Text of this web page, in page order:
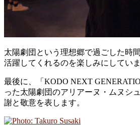
太陽劇団という理想郷で過ごした時
活躍してくれるのを楽しみにしていま
最後に、「KODO NEXT
った太陽劇団のアリアーヌ・ムヌシ
謝と敬意を表します。